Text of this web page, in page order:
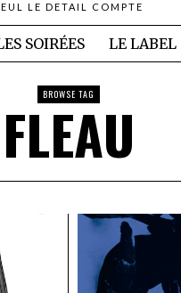
LE DETAIL COMPTE
SOIRÉES LE LABEL
BROWSE TAG
FLEAU